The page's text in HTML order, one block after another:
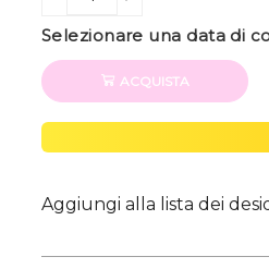
Selezionare una data di
ACQUISTA
Aggiungi alla lista dei